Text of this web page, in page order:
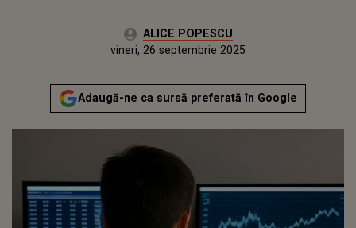
Autor:ALICE POPESCU
Publicat:
vineri, 26 septembrie 2025
Adaugă-ne ca sursă preferată în Google